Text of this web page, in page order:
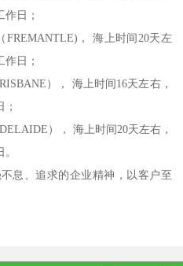
日；
FREMANTLE)， 海上时间20天左
日；
）， 海上时间16天左右，
）， 海上时间20天左右，
息、追求的企业精神，以客户至